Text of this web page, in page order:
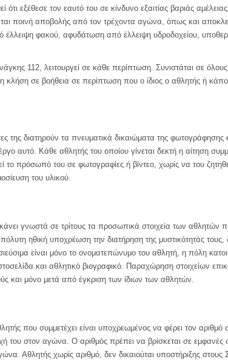
ότι εξέθεσε τον εαυτό του σε κίνδυνο εξαιτίας βαριάς
ποινή αποβολής από τον τρέχοντα αγώνα, όπως και
έλλειψη φακού, αφυδάτωση από έλλειψη υδροδοχείου,
112, λειτουργεί σε κάθε περίπτωση. Συνιστάται σε
κλήση σε βοήθεια σε περίπτωση που ο ίδιος ο αθλητής ή
της διατηρούν τα πνευματικά δικαιώματα της φωτογράφησης
αυτό. Κάθε αθλητής του οποίου γίνεται δεκτή η αίτηση
το πρόσωπό του σε φωτογραφίες ή βίντεο, χωρίς να του
του υλικού.
γνωστά σε τρίτους τα προσωπικά στοιχεία των αθλητών
ηθική υποχρέωση την διατήρηση της μυστικότητάς τους,
είναι μόνο το ονοματεπώνυμο του αθλητή, η πόλη
και αθλητικό βιογραφικό. Παραχώρηση στοιχείων
και μόνο μετά από έγκριση των ίδιων των αθλητών.
που συμμετέχει είναι υποχρεωμένος να φέρει τον αριθμό
του στον αγώνα. Ο αριθμός πρέπει να βρίσκεται σε εμφανές
Αθλητής χωρίς αριθμό, δεν δικαιούται υποστήριξης στους